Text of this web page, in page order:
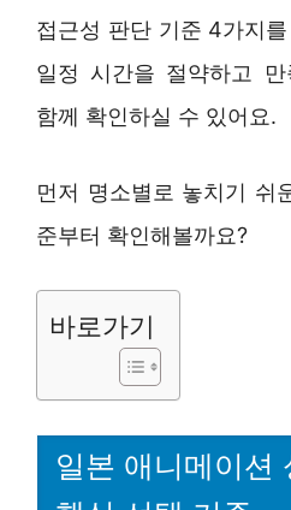
접근성 판단 기준 4가지
일정 시간을 절약하고
함께 확인하실 수 있어요.
먼저 명소별로 놓치기 쉬
준부터 확인해볼까요?
바로가기
일본 애니메이션